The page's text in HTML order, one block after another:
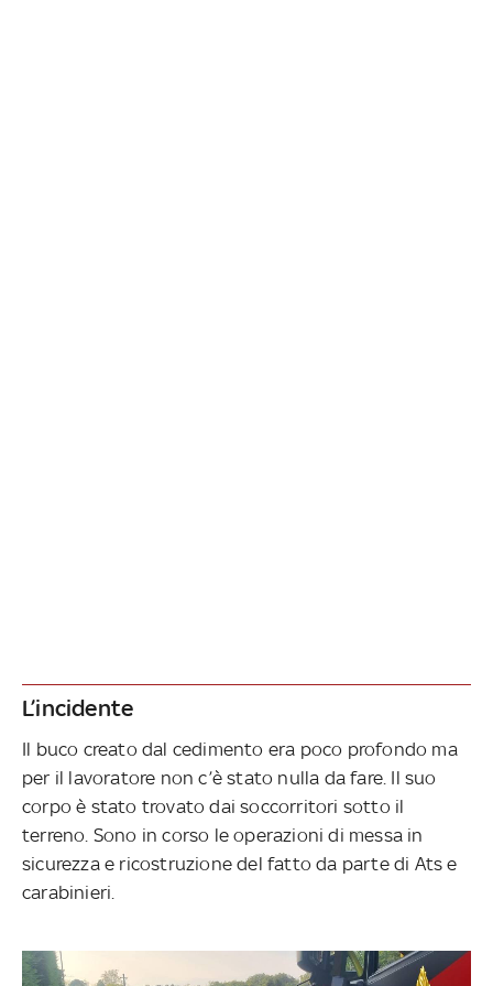
L’incidente
Il buco creato dal cedimento era poco profondo ma
per il lavoratore non c’è stato nulla da fare. Il suo
corpo è stato trovato dai soccorritori sotto il
terreno. Sono in corso le operazioni di messa in
sicurezza e ricostruzione del fatto da parte di Ats e
carabinieri.